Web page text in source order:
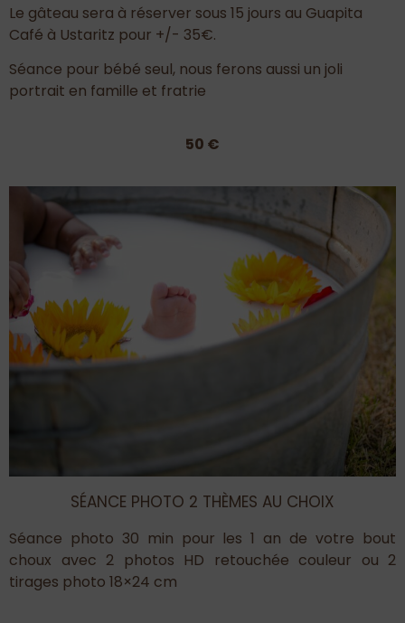
Le gâteau sera à réserver sous 15 jours au Guapita
Café à Ustaritz pour +/- 35€.
Séance pour bébé seul, nous ferons aussi un joli
portrait en famille et fratrie
50 €
SÉANCE PHOTO 2 THÈMES AU CHOIX
Séance photo 30 min pour les 1 an de votre bout
choux avec 2 photos HD retouchée couleur ou 2
tirages photo 18×24 cm